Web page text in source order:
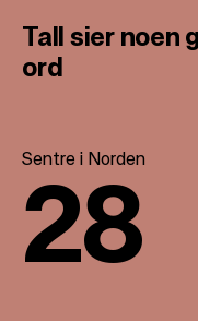
Tall sier noen
ord
Sentre i Norden
28